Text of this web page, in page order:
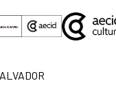
principal